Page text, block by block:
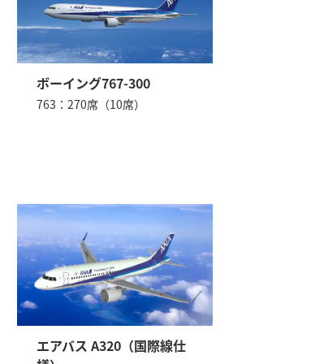
ボーイング767-300
763：270席（10席）
エアバス A320（国際線仕